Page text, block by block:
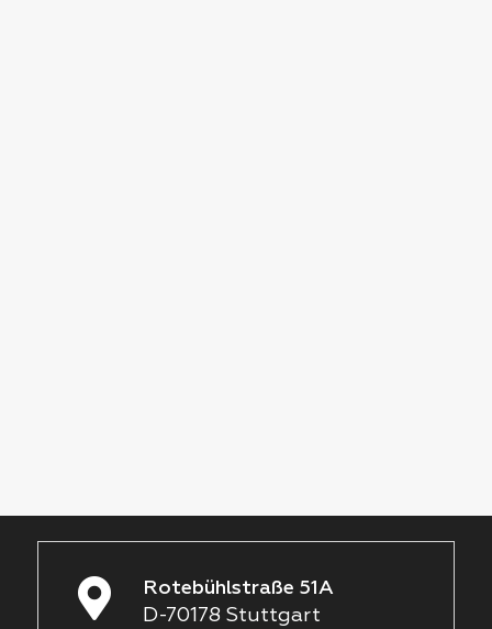
Rotebühlstraße 51A
D-70178 Stuttgart